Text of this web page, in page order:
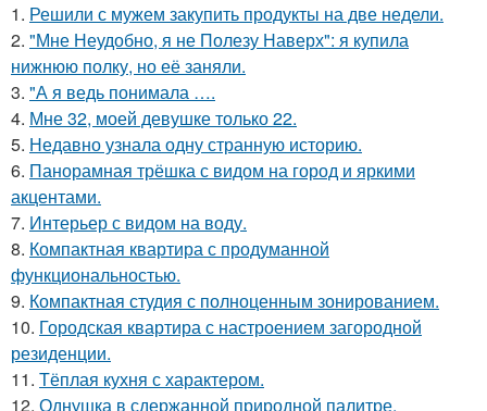
1. Решили с мужем закупить продукты на две недели.
2. "Мне Неудобно, я не Полезу Наверх": я купила
нижнюю полку, но её заняли.
3. "А я ведь понимала ….
4. Мне 32, моей девушке только 22.
5. Недавно узнала одну странную историю.
6. Панорамная трёшка с видом на город и яркими
акцентами.
7. Интерьер с видом на воду.
8. Компактная квартира с продуманной
функциональностью.
9. Компактная студия с полноценным зонированием.
10. Городская квартира с настроением загородной
резиденции.
11. Тёплая кухня с характером.
12. Однушка в сдержанной природной палитре.